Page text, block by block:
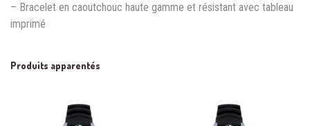
– Bracelet en caoutchouc haute gamme et résistant avec tableau
imprimé
Produits apparentés